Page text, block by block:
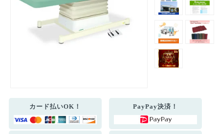
カード払いOK！ PayPay決済！